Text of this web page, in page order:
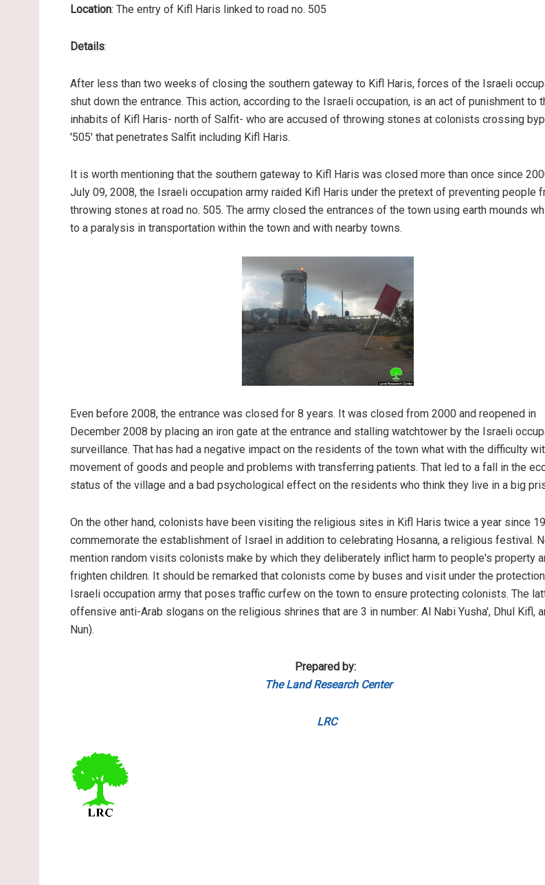
Location: The entry of Kifl Haris linked to road no. 505
Details:
After less than two weeks of closing the southern gateway to Kifl Haris, forces of the Israeli
shut down the entrance. This action, according to the Israeli occupation, is an act of punishment to
inhabits of Kifl Haris- north of Salfit- who are accused of throwing stones at colonists crossing
'505' that penetrates Salfit including Kifl Haris.
It is worth mentioning that the southern gateway to Kifl Haris was closed more than once since
July 09, 2008, the Israeli occupation army raided Kifl Haris under the pretext of preventing people
throwing stones at road no. 505. The army closed the entrances of the town using earth mounds
to a paralysis in transportation within the town and with nearby towns.
Even before 2008, the entrance was closed for 8 years. It was closed from 2000 and reopened in
December 2008 by placing an iron gate at the entrance and stalling watchtower by the Israeli
surveillance. That has had a negative impact on the residents of the town what with the difficulty
movement of goods and people and problems with transferring patients. That led to a fall in the
status of the village and a bad psychological effect on the residents who think they live in a big
On the other hand, colonists have been visiting the religious sites in Kifl Haris twice a year since
commemorate the establishment of Israel in addition to celebrating Hosanna, a religious festival.
mention random visits colonists make by which they deliberately inflict harm to people's property
frighten children. It should be remarked that colonists come by buses and visit under the
Israeli occupation army that poses traffic curfew on the town to ensure protecting colonists. The
offensive anti-Arab slogans on the religious shrines that are 3 in number: Al Nabi Yusha', Dhul Kifl,
Nun).
Prepared by:
The Land Research Center
LRC